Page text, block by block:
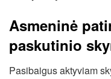
Asmeninė
paskutinio
Pasibaigus aktyviam